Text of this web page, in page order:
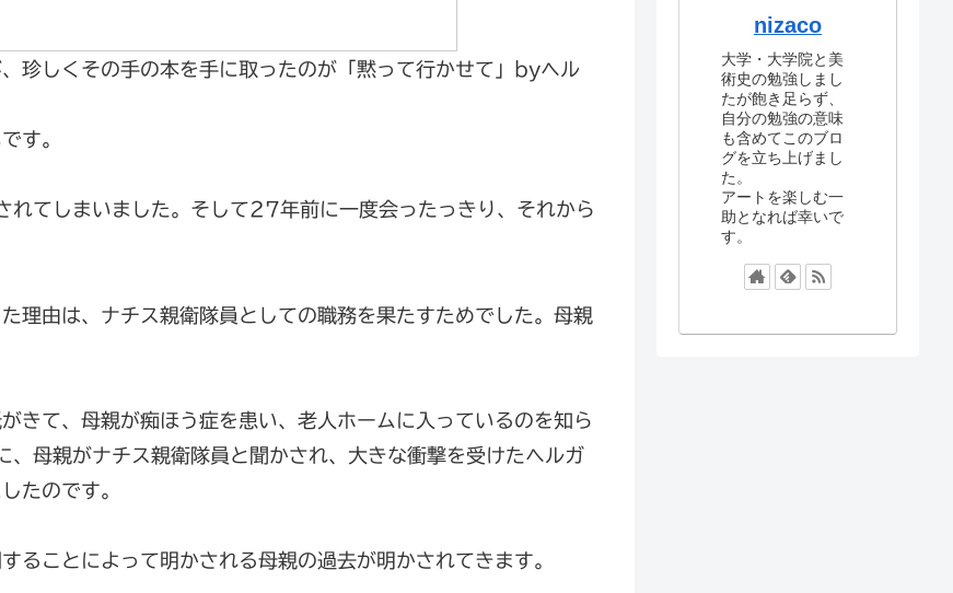
珍しくその手の本を手に取ったのが「黙って行かせて」byヘル
す。
てしまいました。そして27年前に一度会ったっきり、それから
理由は、ナチス親衛隊員としての職務を果たすためでした。母親
きて、母親が痴ほう症を患い、老人ホームに入っているのを知ら
母親がナチス親衛隊員と聞かされ、大きな衝撃を受けたヘルガ
たのです。
ることによって明かされる母親の過去が明かされてきます。
nizaco
大学・大学院と美
術史の勉強しまし
たが飽き足らず、
自分の勉強の意味
も含めてこのブロ
グを立ち上げまし
た。
アートを楽しむ一
助となれば幸いで
す。